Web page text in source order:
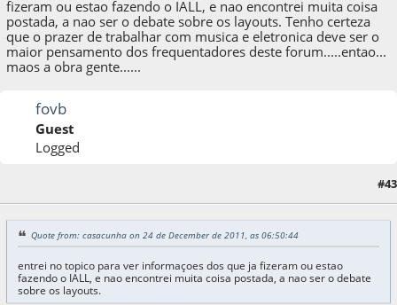
fizeram ou estao fazendo o IALL, e nao encontrei muita coisa
postada, a nao ser o debate sobre os layouts. Tenho certeza
que o prazer de trabalhar com musica e eletronica deve ser o
maior pensamento dos frequentadores deste forum.....entao...
maos a obra gente......
fovb
Guest
Logged
#43
Quote from: casacunha on 24 de December de 2011, as 06:50:44
entrei no topico para ver informaçoes dos que ja fizeram ou estao
fazendo o IALL, e nao encontrei muita coisa postada, a nao ser o debate
sobre os layouts.